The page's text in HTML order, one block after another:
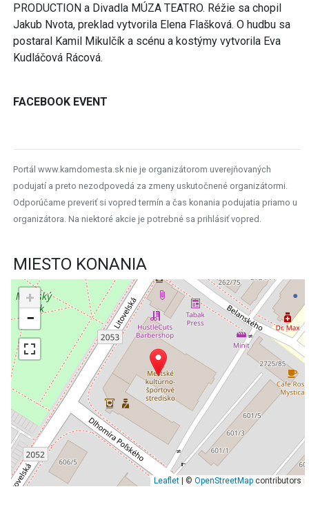
PRODUCTION a Divadla MÚZA TEATRO. Réžie sa chopil
Jakub Nvota, preklad vytvorila Elena Flašková. O hudbu sa
postaral Kamil Mikulčík a scénu a kostýmy vytvorila Eva
Kudláčová Rácová.
FACEBOOK EVENT
Portál www.kamdomesta.sk nie je organizátorom uverejňovaných
podujatí a preto nezodpovedá za zmeny uskutočnené organizátormi.
Odporúčame preveriť si vopred termín a čas konania podujatia priamo u
organizátora. Na niektoré akcie je potrebné sa prihlásiť vopred.
MIESTO KONANIA
+
−
Leaflet| © OpenStreetMapcontributors